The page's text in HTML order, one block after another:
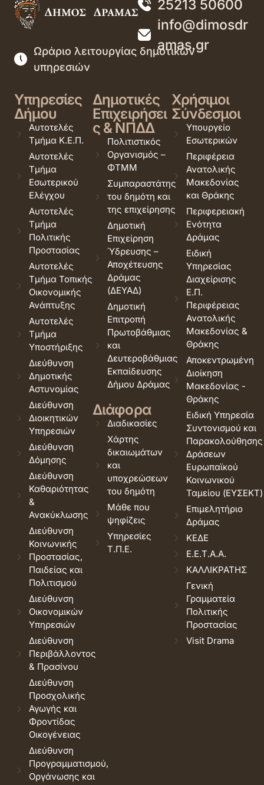
25213 50600
info@dimosdr
amas.gr
Ωράριο λειτουργίας δημοτικών
υπηρεσιών
Υπηρεσίες
Δήμου
Αυτοτελές
Τμήμα Κ.Ε.Π.
Αυτοτελές
Τμήμα
Εσωτερικού
Ελέγχου
Αυτοτελές
Τμήμα
Πολιτικής
Προστασίας
Αυτοτελές
Τμήμα Τοπικής
Οικονομικής
Ανάπτυξης
Αυτοτελές
Τμήμα
Υποστήριξης
Διεύθυνση
Δημοτικής
Αστυνομίας
Διεύθυνση
Διοικητικών
Υπηρεσιών
Διεύθυνση
Δόμησης
Διεύθυνση
Καθαριότητας
&
Ανακύκλωσης
Διεύθυνση
Κοινωνικής
Προστασίας,
Παιδείας και
Πολιτισμού
Διεύθυνση
Οικονομικών
Υπηρεσιών
Διεύθυνση
Περιβάλλοντος
& Πρασίνου
Διεύθυνση
Προσχολικής
Αγωγής και
Φροντίδας
Οικογένειας
Διεύθυνση
Προγραμματισμού,
Οργάνωσης και
Δημοτικές
Επιχειρήσει
ς & ΝΠΔΔ
Πολιτιστικός
Οργανισμός –
ΦΤΜΜ
Συμπαραστάτης
του δημότη και
της επιχείρησης
Δημοτική
Επιχείρηση
Ύδρευσης –
Αποχέτευσης
Δράμας
(ΔΕΥΑΔ)
Δημοτική
Επιτροπή
Πρωτοβάθμιας
και
Δευτεροβάθμιας
Εκπαίδευσης
Δήμου Δράμας
Διάφορα
Διαδικασίες
Χάρτης
δικαιωμάτων
και
υποχρεώσεων
του δημότη
Μάθε που
ψηφίζεις
Υπηρεσίες
Τ.Π.Ε.
Χρήσιμοι
Σύνδεσμοι
Υπουργείο
Εσωτερικών
Περιφέρεια
Ανατολικής
Μακεδονίας
και Θράκης
Περιφερειακή
Ενότητα
Δράμας
Ειδική
Υπηρεσίας
Διαχείρισης
Ε.Π.
Περιφέρειας
Ανατολικής
Μακεδονίας &
Θράκης
Αποκεντρωμένη
Διοίκηση
Μακεδονίας -
Θράκης
Ειδική Υπηρεσία
Συντονισμού και
Παρακολούθησης
Δράσεων
Ευρωπαϊκού
Κοινωνικού
Ταμείου (ΕΥΣΕΚΤ)
Επιμελητήριο
Δράμας
ΚΕΔΕ
Ε.Ε.Τ.Α.Α.
ΚΑΛΛΙΚΡΑΤΗΣ
Γενική
Γραμματεία
Πολιτικής
Προστασίας
Visit Drama